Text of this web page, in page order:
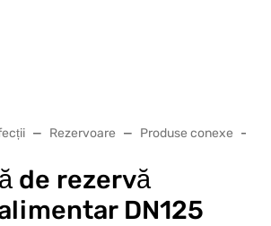
Rezervoare Produse conexe
de rezervă
DN125